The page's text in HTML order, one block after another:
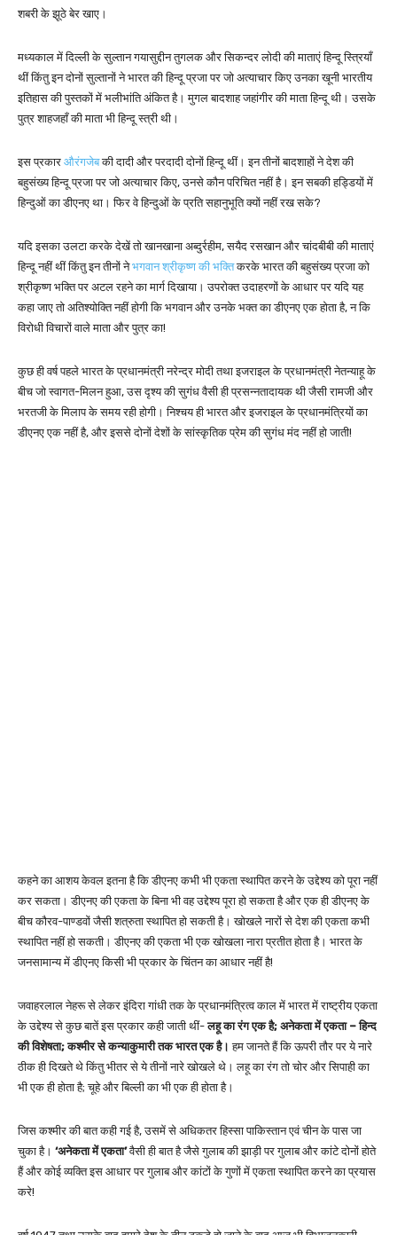
शबरी के झूठे बेर खाए।
मध्यकाल में दिल्ली के सुल्तान गयासुद्दीन तुगलक और सिकन्दर लोदी की माताएं हिन्दू स्त्रियाँ
थीं किंतु इन दोनों सुल्तानों ने भारत की हिन्दू प्रजा पर जो अत्याचार किए उनका खूनी भारतीय
इतिहास की पुस्तकों में भलीभांति अंकित है। मुगल बादशाह जहांगीर की माता हिन्दू थी। उसके
पुत्र शाहजहाँ की माता भी हिन्दू स्त्री थी।
इस प्रकार औरंगजेबकी दादी और परदादी दोनों हिन्दू थीं। इन तीनों बादशाहों ने देश की
बहुसंख्य हिन्दू प्रजा पर जो अत्याचार किए, उनसे कौन परिचित नहीं है। इन सबकी हड्डियों में
हिन्दुओं का डीएनए था। फिर वे हिन्दुओं के प्रति सहानुभूति क्यों नहीं रख सके?
यदि इसका उलटा करके देखें तो खानखाना अब्दुर्रहीम, सयैद रसखान और चांदबीबी की माताएं
हिन्दू नहीं थीं किंतु इन तीनों नेभगवान श्रीकृष्ण की भक्तिकरके भारत की बहुसंख्य प्रजा को
श्रीकृष्ण भक्ति पर अटल रहने का मार्ग दिखाया। उपरोक्त उदाहरणों के आधार पर यदि यह
कहा जाए तो अतिश्योक्ति नहीं होगी कि भगवान और उनके भक्त का डीएनए एक होता है, न कि
विरोधी विचारों वाले माता और पुत्र का!
कुछ ही वर्ष पहले भारत के प्रधानमंत्री नरेन्द्र मोदी तथा इजराइल के प्रधानमंत्री नेतन्याहू के
बीच जो स्वागत-मिलन हुआ, उस दृश्य की सुगंध वैसी ही प्रसन्नतादायक थी जैसी रामजी और
भरतजी के मिलाप के समय रही होगी। निश्चय ही भारत और इजराइल के प्रधानमंत्रियों का
डीएनए एक नहीं है, और इससे दोनों देशों के सांस्कृतिक प्रेम की सुगंध मंद नहीं हो जाती!
कहने का आशय केवल इतना है कि डीएनए कभी भी एकता स्थापित करने के उद्देश्य को पूरा नहीं
कर सकता। डीएनए की एकता के बिना भी वह उद्देश्य पूरा हो सकता है और एक ही डीएनए के
बीच कौरव-पाण्डवों जैसी शत्रुता स्थापित हो सकती है। खोखले नारों से देश की एकता कभी
स्थापित नहीं हो सकती। डीएनए की एकता भी एक खोखला नारा प्रतीत होता है। भारत के
जनसामान्य में डीएनए किसी भी प्रकार के चिंतन का आधार नहीं है!
जवाहरलाल नेहरू से लेकर इंदिरा गांधी तक के प्रधानमंत्रित्व काल में भारत में राष्ट्रीय एकता
के उद्देश्य से कुछ बातें इस प्रकार कही जाती थीं-लहू का रंग एक है; अनेकता में एकता – हिन्द
की विशेषता; कश्मीर से कन्याकुमारी तक भारत एक है।हम जानते हैं कि ऊपरी तौर पर ये नारे
ठीक ही दिखते थे किंतु भीतर से ये तीनों नारे खोखले थे। लहू का रंग तो चोर और सिपाही का
भी एक ही होता है; चूहे और बिल्ली का भी एक ही होता है।
जिस कश्मीर की बात कही गई है, उसमें से अधिकतर हिस्सा पाकिस्तान एवं चीन के पास जा
चुका है। ‘अनेकता में एकता’वैसी ही बात है जैसे गुलाब की झाड़ी पर गुलाब और कांटे दोनों होते
हैं और कोई व्यक्ति इस आधार पर गुलाब और कांटों के गुणों में एकता स्थापित करने का प्रयास
करे!